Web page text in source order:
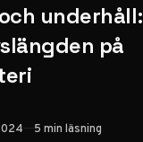
underhåll:
på
5 min läsning